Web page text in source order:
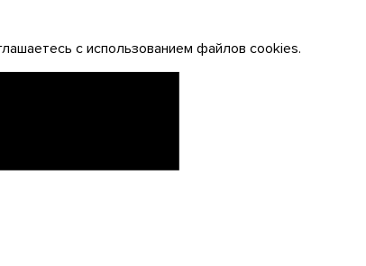
с использованием файлов cookies.